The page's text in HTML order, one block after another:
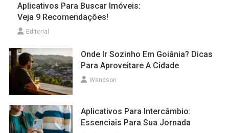
Aplicativos Para Buscar Imóveis:
Veja 9 Recomendações!
Editorial
Onde Ir Sozinho Em Goiânia? Dicas
Para Aproveitare A Cidade
Wendson
Aplicativos Para Intercâmbio:
Essenciais Para Sua Jornada